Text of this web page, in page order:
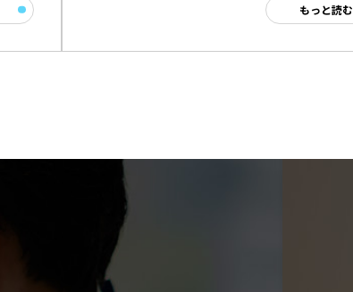
もっと読む